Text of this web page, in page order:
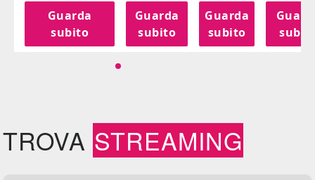
Guarda
subito
Guarda
subito
Guarda
subito
TROVA STREAMING